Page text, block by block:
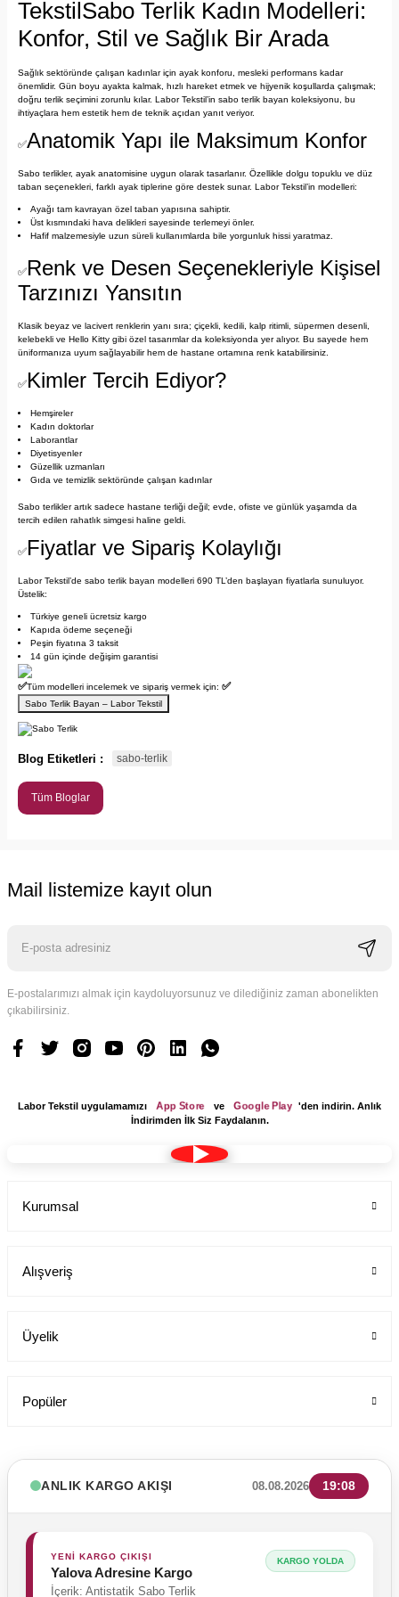
TekstilSabo Terlik Kadın Modelleri:
Konfor, Stil ve Sağlık Bir Arada
Sağlık sektöründe çalışan kadınlar için ayak konforu, mesleki performans kadar
önemlidir. Gün boyu ayakta kalmak, hızlı hareket etmek ve hijyenik koşullarda çalışmak;
doğru terlik seçimini zorunlu kılar. Labor Tekstil’in sabo terlik bayan koleksiyonu, bu
ihtiyaçlara hem estetik hem de teknik açıdan yanıt veriyor.
✅Anatomik Yapı ile Maksimum Konfor
Sabo terlikler, ayak anatomisine uygun olarak tasarlanır. Özellikle dolgu topuklu ve düz
taban seçenekleri, farklı ayak tiplerine göre destek sunar. Labor Tekstil’in modelleri:
Ayağı tam kavrayan özel taban yapısına sahiptir.
Üst kısmındaki hava delikleri sayesinde terlemeyi önler.
Hafif malzemesiyle uzun süreli kullanımlarda bile yorgunluk hissi yaratmaz.
✅Renk ve Desen Seçenekleriyle Kişisel
Tarzınızı Yansıtın
Klasik beyaz ve lacivert renklerin yanı sıra; çiçekli, kedili, kalp ritimli, süpermen desenli,
kelebekli ve Hello Kitty gibi özel tasarımlar da koleksiyonda yer alıyor. Bu sayede hem
üniformanıza uyum sağlayabilir hem de hastane ortamına renk katabilirsiniz.
✅Kimler Tercih Ediyor?
Hemşireler
Kadın doktorlar
Laborantlar
Diyetisyenler
Güzellik uzmanları
Gıda ve temizlik sektöründe çalışan kadınlar
Sabo terlikler artık sadece hastane terliği değil; evde, ofiste ve günlük yaşamda da
tercih edilen rahatlık simgesi haline geldi.
✅Fiyatlar ve Sipariş Kolaylığı
Labor Tekstil’de sabo terlik bayan modelleri 690 TL’den başlayan fiyatlarla sunuluyor.
Üstelik:
Türkiye geneli ücretsiz kargo
Kapıda ödeme seçeneği
Peşin fiyatına 3 taksit
14 gün içinde değişim garantisi
✅Tüm modelleri incelemek ve sipariş vermek için: ✅
Sabo Terlik Bayan – Labor Tekstil
Blog Etiketleri : sabo-terlik
Tüm Bloglar
Mail listemize kayıt olun
E-postalarımızı almak için kaydoluyorsunuz ve dilediğiniz zaman abonelikten
çıkabilirsiniz.
Labor Tekstil uygulamamızı App Store ve Google Play
'den indirin. Anlık
İndirimden İlk Siz Faydalanın.
Kurumsal
Alışveriş
Üyelik
Popüler
ANLIK KARGO AKIŞI 08.08.2026 19:08
YENİ KARGO ÇIKIŞI
Yalova Adresine Kargo
İçerik: Antistatik Sabo Terlik
KARGO YOLDA